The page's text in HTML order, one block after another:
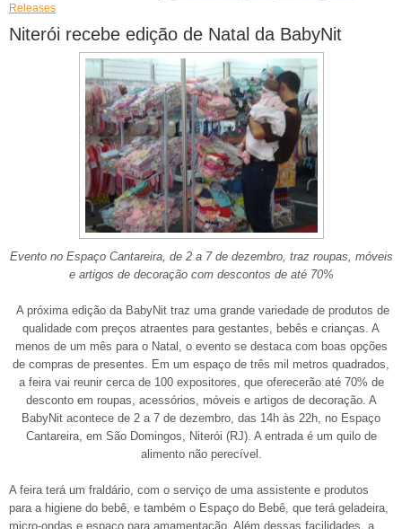
Releases
Niterói recebe edição de Natal da BabyNit
Evento no Espaço Cantareira, de 2 a 7 de dezembro, traz roupas, móveis
e artigos de decoração com descontos de até 70%
A próxima edição da BabyNit traz uma grande variedade de produtos de
qualidade com preços atraentes para gestantes, bebês e crianças. A
menos de um mês para o Natal, o evento se destaca com boas opções
de compras de presentes. Em um espaço de três mil metros quadrados,
a feira vai reunir cerca de 100 expositores, que oferecerão até 70% de
desconto em roupas, acessórios, móveis e artigos de decoração. A
BabyNit acontece de 2 a 7 de dezembro, das 14h às 22h, no Espaço
Cantareira, em São Domingos, Niterói (RJ). A entrada é um quilo de
alimento não perecível.
A feira terá um fraldário, com o serviço de uma assistente e produtos
para a higiene do bebê, e também o Espaço do Bebê, que terá geladeira,
micro-ondas e espaço para amamentação. Além dessas facilidades, a